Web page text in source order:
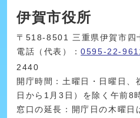
伊賀市役所
〒518-8501 三重県伊賀市四
電話（代表）：0595-22-
2440
開庁時間：土曜日・日曜日
日から1月3日）を除く午前8
窓口の延長：開庁日の木曜日